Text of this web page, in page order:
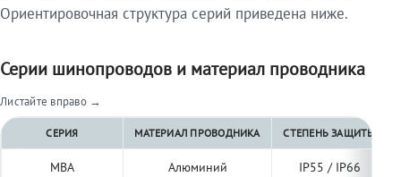
Ориентировочная структура серий приведена ниже.
Серии шинопроводов и материал проводника
Листайте вправо →
СЕРИЯ МАТЕРИАЛ ПРОВОДНИКА СТЕПЕНЬ ЗАЩИТЫ
МВА Алюминий IP55 / IP66